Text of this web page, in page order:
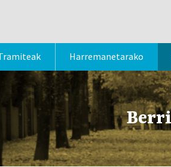
Harremanetarako